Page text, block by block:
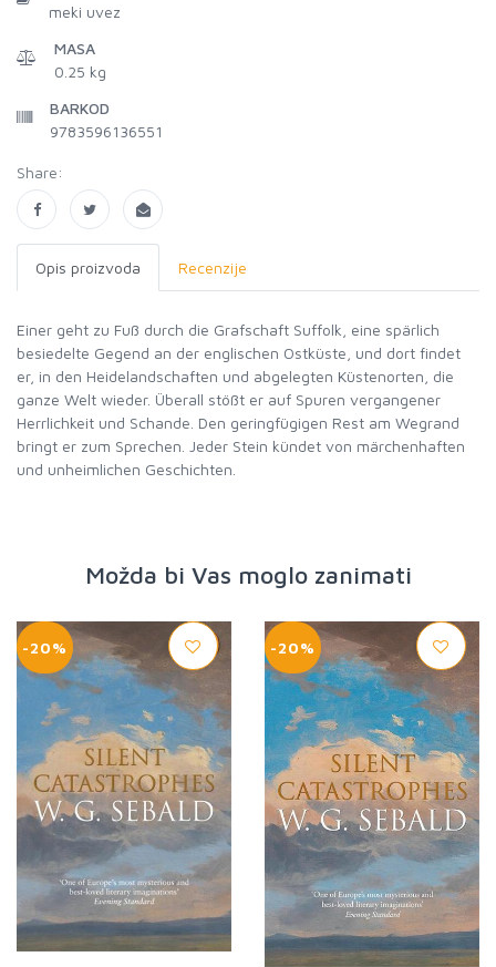
meki uvez
MASA
0.25 kg
BARKOD
9783596136551
Share:
Opis proizvoda Recenzije
Einer geht zu Fuß durch die Grafschaft Suffolk, eine spärlich
besiedelte Gegend an der englischen Ostküste, und dort findet
er, in den Heidelandschaften und abgelegten Küstenorten, die
ganze Welt wieder. Überall stößt er auf Spuren vergangener
Herrlichkeit und Schande. Den geringfügigen Rest am Wegrand
bringt er zum Sprechen. Jeder Stein kündet von märchenhaften
und unheimlichen Geschichten.
Možda bi Vas moglo zanimati
-20% -20%